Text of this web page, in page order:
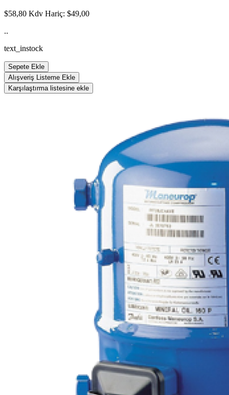
$58,80 Kdv Hariç: $49,00
..
text_instock
Sepete Ekle
Alışveriş Listeme Ekle
Karşılaştırma listesine ekle